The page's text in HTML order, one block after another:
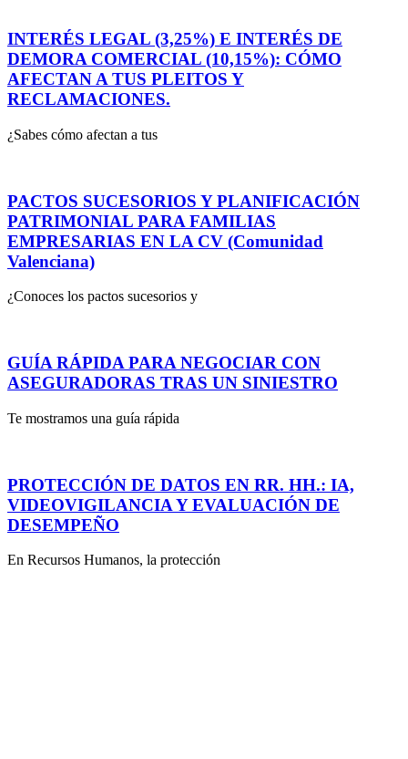
INTERÉS LEGAL (3,25%) E INTERÉS DE
DEMORA COMERCIAL (10,15%): CÓMO
AFECTAN A TUS PLEITOS Y
RECLAMACIONES.
¿Sabes cómo afectan a tus
PACTOS SUCESORIOS Y PLANIFICACIÓN
PATRIMONIAL PARA FAMILIAS
EMPRESARIAS EN LA CV (Comunidad
Valenciana)
¿Conoces los pactos sucesorios y
GUÍA RÁPIDA PARA NEGOCIAR CON
ASEGURADORAS TRAS UN SINIESTRO
Te mostramos una guía rápida
PROTECCIÓN DE DATOS EN RR. HH.: IA,
VIDEOVIGILANCIA Y EVALUACIÓN DE
DESEMPEÑO
En Recursos Humanos, la protección